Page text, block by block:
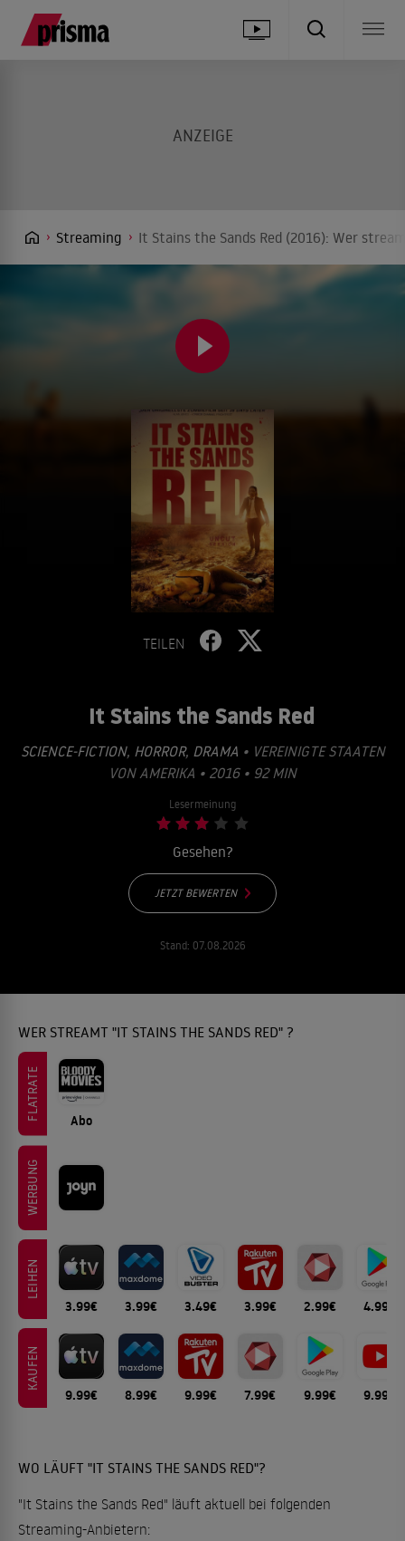
Streaming It Stains the Sands Red (2016): Wer
TEILEN
It Stains the Sands Red
SCIENCE-FICTION, HORROR, DRAMA • VEREINIGTE STAATEN
VON AMERIKA • 2016 • 92 MIN
Lesermeinung
Gesehen?
JETZT BEWERTEN
Stand: 07.08.2026
WER STREAMT "IT STAINS THE SANDS RED" ?
FLATRATE Abo
WERBUNG
LEIHEN
3.99€ 3.99€ 3.49€ 3.99€ 2.99€ 4.99€
KAUFEN
9.99€ 8.99€ 9.99€ 7.99€ 9.99€ 9.99€
WO LÄUFT "IT STAINS THE SANDS RED"?
"It Stains the Sands Red" läuft aktuell bei folgenden
Streaming-Anbietern: